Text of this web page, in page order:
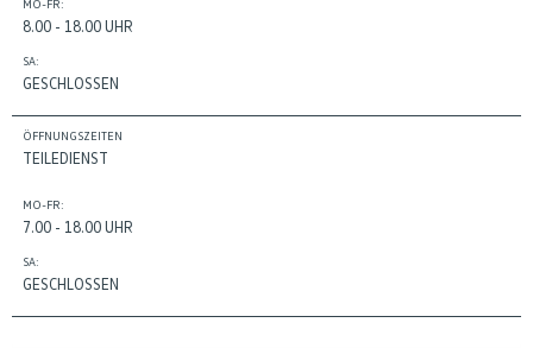
MO-FR:
8.00 - 18.00 UHR
SA:
GESCHLOSSEN
ÖFFNUNGSZEITEN
TEILEDIENST
MO-FR:
7.00 - 18.00 UHR
SA:
GESCHLOSSEN